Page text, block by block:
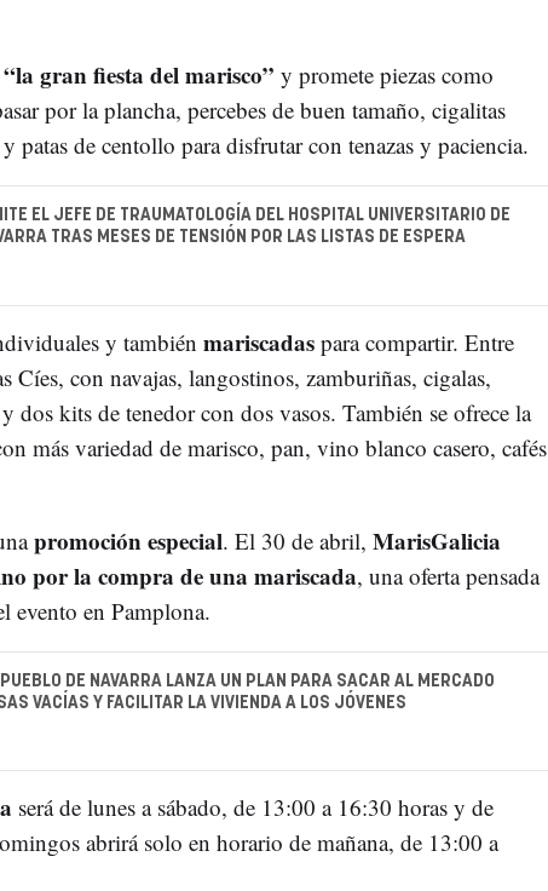
“la gran fiesta del marisco” y promete piezas como
por la plancha, percebes de buen tamaño, cigalitas
patas de centollo para disfrutar con tenazas y paciencia.
EL JEFE DE TRAUMATOLOGÍA DEL HOSPITAL UNIVERSITARIO DE
TRAS MESES DE TENSIÓN POR LAS LISTAS DE ESPERA
y también mariscadaspara compartir. Entre
Cíes, con navajas, langostinos, zamburiñas, cigalas,
dos kits de tenedor con dos vasos. También se ofrece la
más variedad de marisco, pan, vino blanco casero, cafés
promoción especial. El 30 de abril, MarisGalicia
por la compra de una mariscada, una oferta pensada
evento en Pamplona.
DE NAVARRA LANZA UN PLAN PARA SACAR AL MERCADO
VACÍAS Y FACILITAR LA VIVIENDA A LOS JÓVENES
será de lunes a sábado, de 13:00 a 16:30 horas y de
abrirá solo en horario de mañana, de 13:00 a